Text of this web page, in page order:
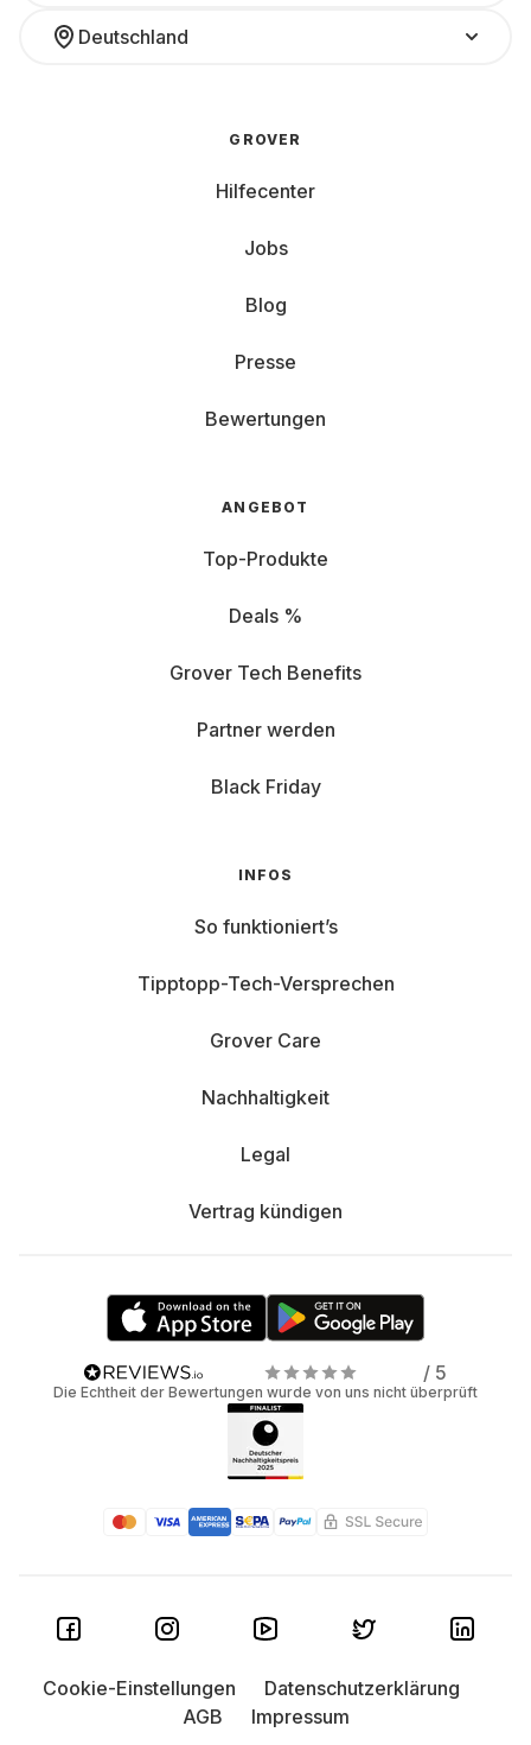
Deutschland
GROVER
Hilfecenter
Jobs
Blog
Presse
Bewertungen
ANGEBOT
Top-Produkte
Deals %
Grover Tech Benefits
Partner werden
Black Friday
INFOS
So funktioniert’s
Tipptopp-Tech-Versprechen
Grover Care
Nachhaltigkeit
Legal
Vertrag kündigen
/ 5
Die Echtheit der Bewertungen wurde von uns nicht überprüft
Cookie-Einstellungen
Datenschutzerklärung
AGB
Impressum